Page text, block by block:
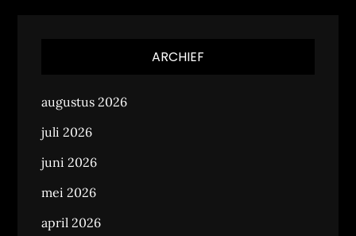
ARCHIEF
augustus 2026
juli 2026
juni 2026
mei 2026
april 2026